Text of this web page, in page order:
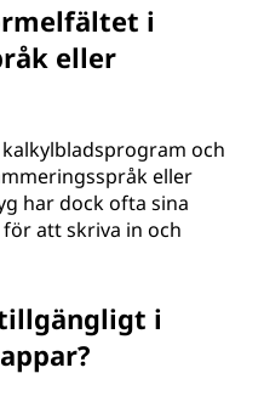
i
eller
och
eller
har dock ofta sina
att skriva in och
i